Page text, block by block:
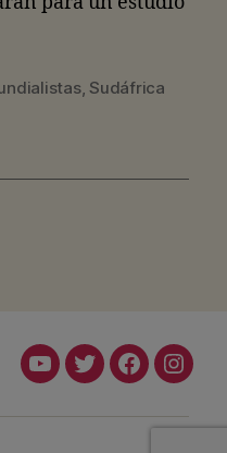
,Sudáfrica
YoutubeTwitterFacebook